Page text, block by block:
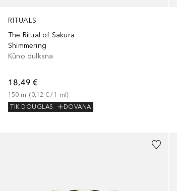
RITUALS
The Ritual of Sakura
Shimmering
Kūno dulksna
18,49 €
150 ml (0,12 € / 1 ml)
TIK DOUGLAS
DOVANA